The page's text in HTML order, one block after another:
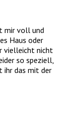
mir voll und
Haus oder
vielleicht nicht
so speziell,
ihr das mit der